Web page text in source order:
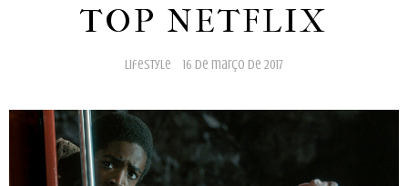
TOP NETFLIX
lifestyle 16 de março de 2017